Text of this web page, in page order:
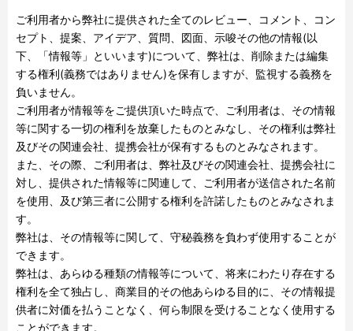
ご利用者から弊社に提供された全てのレビュー、コメント、コン
セプト、提案、アイデア、質問、図面、示唆その他の情報(以
下、「情報等」といいます)について、弊社は、削除または編集
する権利(義務ではありません)を保有しますが、監視する義務を
負いません。
ご利用者が情報等をご提供頂いた時点で、ご利用者は、その情報
等に関する一切の権利を放棄したものとみなし、その権利は弊社
及びその関連会社、提携会社が保有するものとみなされます。
また、その際、ご利用者は、弊社及びその関連会社、提携会社に
対し、提供された情報等に関連して、ご利用者が送信された名前
を使用、及び第三者に公開する権利を許諾したものとみなされま
す。
弊社は、その情報等に関して、守秘義務を負わず使用することが
できます。
弊社は、あらゆる種類の情報等について、将来にわたり存在する
権利を全て独占し、商業目的その他あらゆる目的に、その情報提
供者に対価を払うことなく、何ら制限を受けることなく使用する
ことができます。